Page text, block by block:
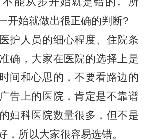
开始就做出很正确的判断?
护人员的细心程度、住院条
确，大家在医院的选择上是
间和心思的，不要看路边的
告上的医院，肯定是不靠谱
妇科医院数量很多，但不是
，所以大家很容易选错。